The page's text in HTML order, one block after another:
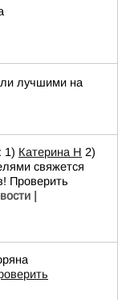
лучшими на
1) Катерина Н 2)
свяжется
Проверить
|